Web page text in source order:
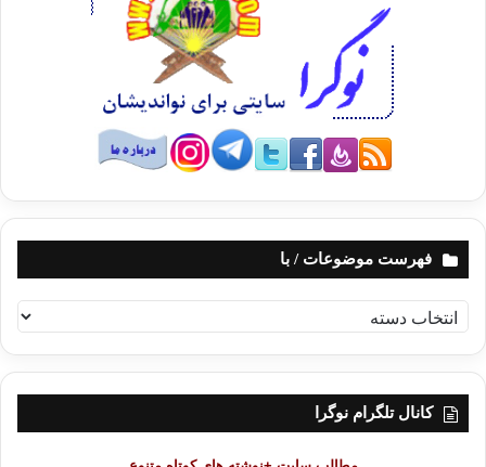
فهرست موضوعات / با
ه
ر
کانال تلگرام نوگرا